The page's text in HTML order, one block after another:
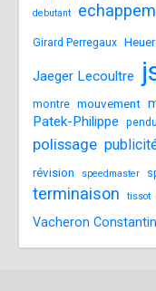
debutant
Girard Perregaux Heuer
Jaeger Lecoultre
montre mouvement
Patek-Philippe
polissage
révision speedmaster
terminaison tissot
Vacheron Constantin